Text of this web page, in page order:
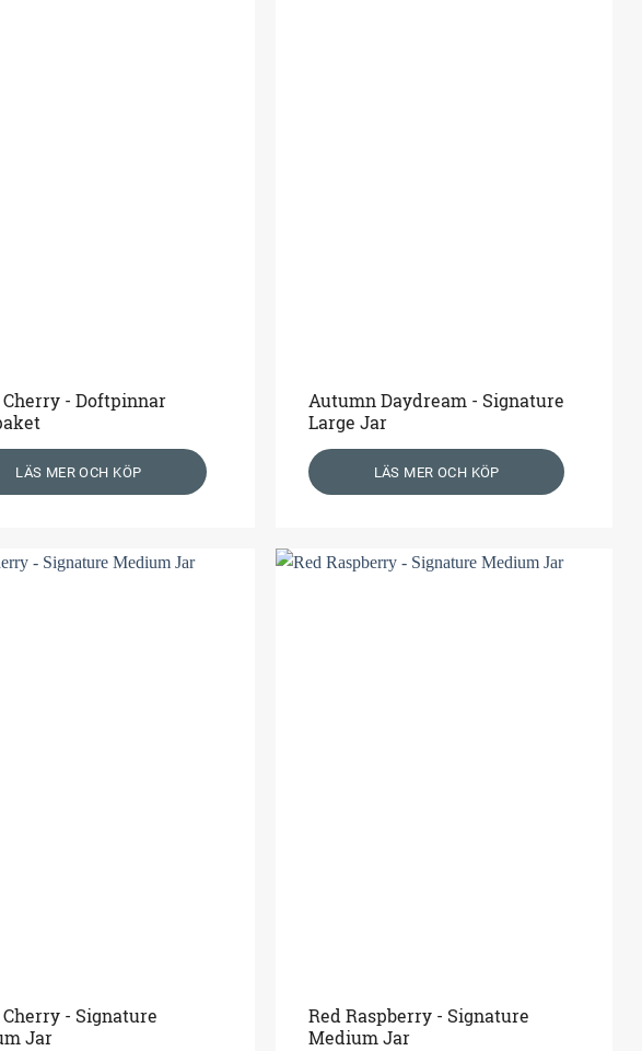
- Doftpinnar
LÄS MER OCH KÖP
Autumn Daydream - Signature
Large Jar
LÄS MER OCH KÖP
- Signature
Jar
Red Raspberry - Signature
Medium Jar